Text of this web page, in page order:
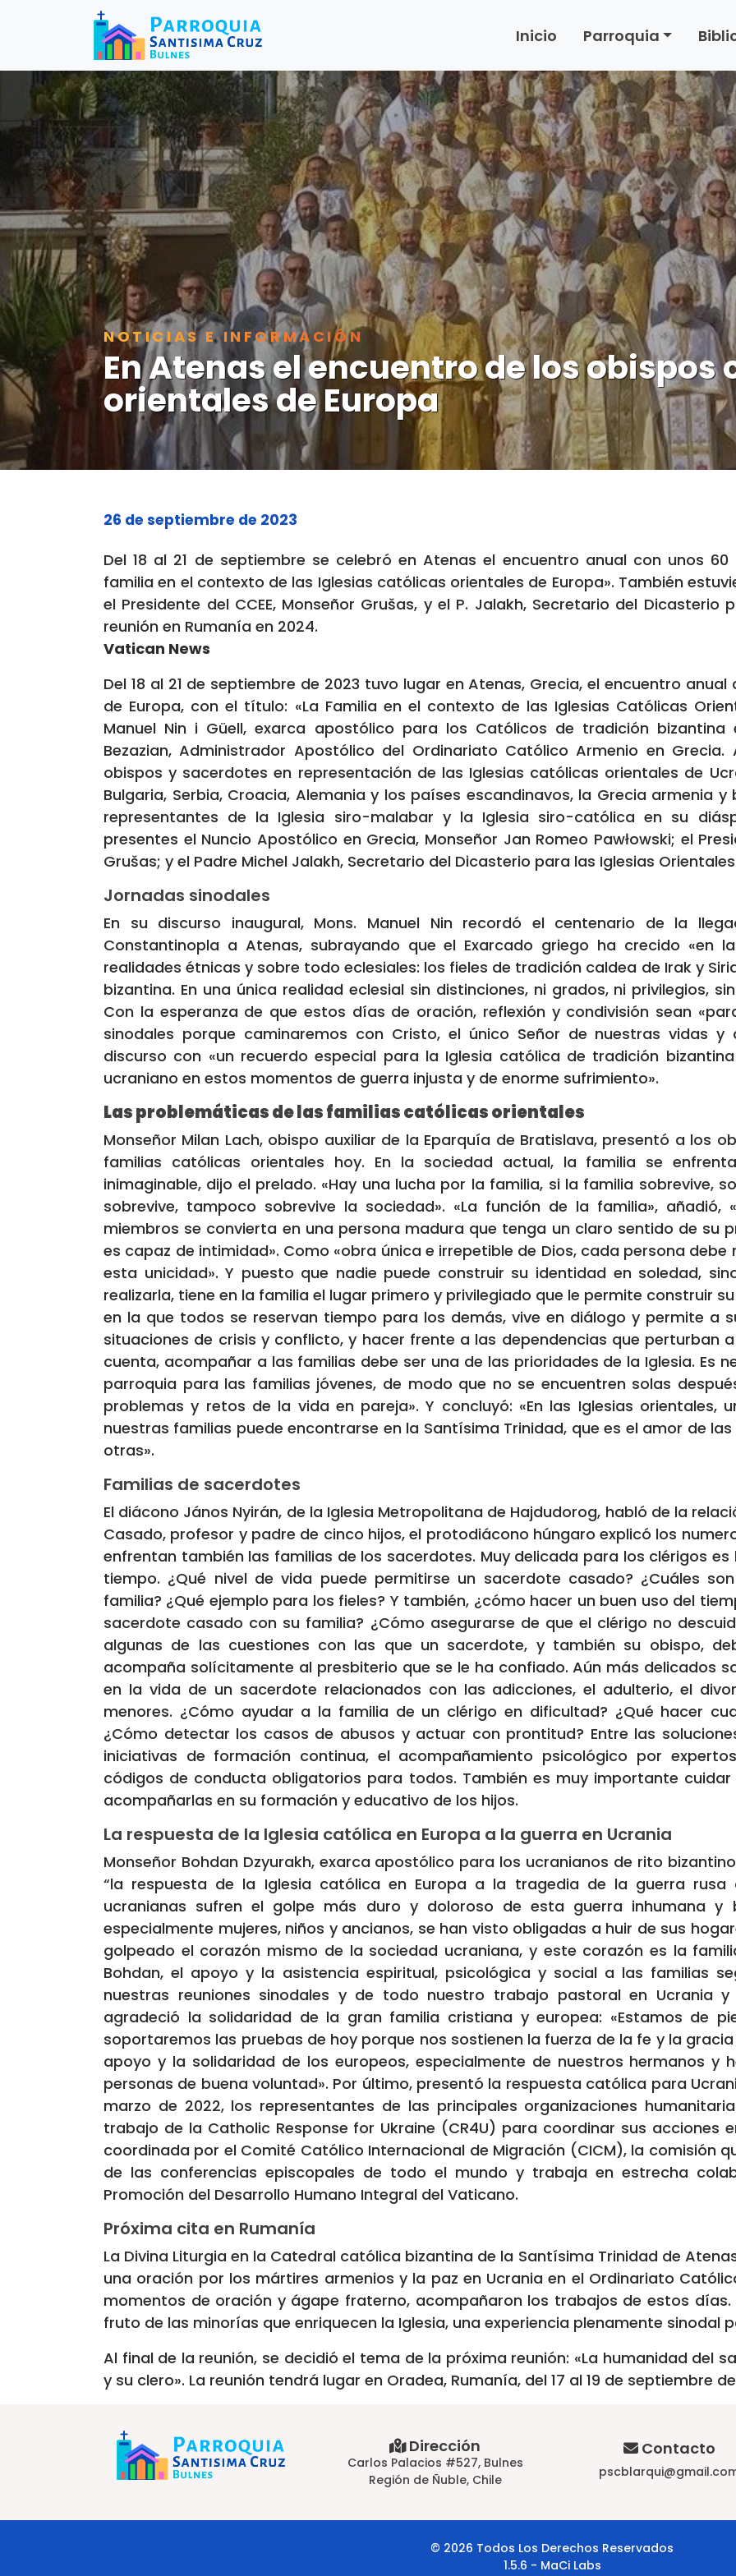
Inicio Parroquia
NOTICIAS E INFORMACIÓN
En Atenas el encuentro de los obispos
orientales de Europa
26 de septiembre de 2023
Del 18 al 21 de septiembre se celebró en Atenas el encuentro anual con unos 60
familia en el contexto de las Iglesias católicas orientales de Europa». También
el Presidente del CCEE, Monseñor Grušas, y el P. Jalakh, Secretario del Dicasterio
reunión en Rumanía en 2024.
Vatican News
Del 18 al 21 de septiembre de 2023 tuvo lugar en Atenas, Grecia, el encuentro anual
de Europa, con el título: «La Familia en el contexto de las Iglesias Católicas
Manuel Nin i Güell, exarca apostólico para los Católicos de tradición bizantina
Bezazian, Administrador Apostólico del Ordinariato Católico Armenio en Grecia.
obispos y sacerdotes en representación de las Iglesias católicas orientales de
Bulgaria, Serbia, Croacia, Alemania y los países escandinavos, la Grecia armenia y
representantes de la Iglesia siro-malabar y la Iglesia siro-católica en su
presentes el Nuncio Apostólico en Grecia, Monseñor Jan Romeo Pawłowski; el
Grušas; y el Padre Michel Jalakh, Secretario del Dicasterio para las Iglesias
Jornadas sinodales
En su discurso inaugural, Mons. Manuel Nin recordó el centenario de la
Constantinopla a Atenas, subrayando que el Exarcado griego ha crecido «en
realidades étnicas y sobre todo eclesiales: los fieles de tradición caldea de Irak y
bizantina. En una única realidad eclesial sin distinciones, ni grados, ni privilegios,
Con la esperanza de que estos días de oración, reflexión y condivisión sean
sinodales porque caminaremos con Cristo, el único Señor de nuestras vidas y
discurso con «un recuerdo especial para la Iglesia católica de tradición
ucraniano en estos momentos de guerra injusta y de enorme sufrimiento».
Las problemáticas de las familias católicas orientales
Monseñor Milan Lach, obispo auxiliar de la Eparquía de Bratislava, presentó a los
familias católicas orientales hoy. En la sociedad actual, la familia se
inimaginable, dijo el prelado. «Hay una lucha por la familia, si la familia sobrevive,
sobrevive, tampoco sobrevive la sociedad». «La función de la familia», añadió,
miembros se convierta en una persona madura que tenga un claro sentido de su
es capaz de intimidad». Como «obra única e irrepetible de Dios, cada persona debe
esta unicidad». Y puesto que nadie puede construir su identidad en soledad,
realizarla, tiene en la familia el lugar primero y privilegiado que le permite construir
en la que todos se reservan tiempo para los demás, vive en diálogo y permite a
situaciones de crisis y conflicto, y hacer frente a las dependencias que perturban a
cuenta, acompañar a las familias debe ser una de las prioridades de la Iglesia. Es
parroquia para las familias jóvenes, de modo que no se encuentren solas
problemas y retos de la vida en pareja». Y concluyó: «En las Iglesias orientales,
nuestras familias puede encontrarse en la Santísima Trinidad, que es el amor de las
otras».
Familias de sacerdotes
El diácono János Nyirán, de la Iglesia Metropolitana de Hajdudorog, habló de la
Casado, profesor y padre de cinco hijos, el protodiácono húngaro explicó los
enfrentan también las familias de los sacerdotes. Muy delicada para los clérigos es
tiempo. ¿Qué nivel de vida puede permitirse un sacerdote casado? ¿Cuáles
familia? ¿Qué ejemplo para los fieles? Y también, ¿cómo hacer un buen uso del
sacerdote casado con su familia? ¿Cómo asegurarse de que el clérigo no
algunas de las cuestiones con las que un sacerdote, y también su obispo,
acompaña solícitamente al presbiterio que se le ha confiado. Aún más delicados
en la vida de un sacerdote relacionados con las adicciones, el adulterio, el
menores. ¿Cómo ayudar a la familia de un clérigo en dificultad? ¿Qué hacer
¿Cómo detectar los casos de abusos y actuar con prontitud? Entre las
iniciativas de formación continua, el acompañamiento psicológico por
códigos de conducta obligatorios para todos. También es muy importante cuidar
acompañarlas en su formación y educativo de los hijos.
La respuesta de la Iglesia católica en Europa a la guerra en Ucrania
Monseñor Bohdan Dzyurakh, exarca apostólico para los ucranianos de rito bizantino
“la respuesta de la Iglesia católica en Europa a la tragedia de la guerra rusa
ucranianas sufren el golpe más duro y doloroso de esta guerra inhumana y
especialmente mujeres, niños y ancianos, se han visto obligadas a huir de sus
golpeado el corazón mismo de la sociedad ucraniana, y este corazón es la
Bohdan, el apoyo y la asistencia espiritual, psicológica y social a las familias
nuestras reuniones sinodales y de todo nuestro trabajo pastoral en Ucrania y
agradeció la solidaridad de la gran familia cristiana y europea: «Estamos de
soportaremos las pruebas de hoy porque nos sostienen la fuerza de la fe y la
apoyo y la solidaridad de los europeos, especialmente de nuestros hermanos y
personas de buena voluntad». Por último, presentó la respuesta católica para
marzo de 2022, los representantes de las principales organizaciones
trabajo de la Catholic Response for Ukraine (CR4U) para coordinar sus acciones
coordinada por el Comité Católico Internacional de Migración (CICM), la comisión
de las conferencias episcopales de todo el mundo y trabaja en estrecha
Promoción del Desarrollo Humano Integral del Vaticano.
Próxima cita en Rumanía
La Divina Liturgia en la Catedral católica bizantina de la Santísima Trinidad de
una oración por los mártires armenios y la paz en Ucrania en el Ordinariato
momentos de oración y ágape fraterno, acompañaron los trabajos de estos días.
fruto de las minorías que enriquecen la Iglesia, una experiencia plenamente sinodal
Al final de la reunión, se decidió el tema de la próxima reunión: «La humanidad del
y su clero». La reunión tendrá lugar en Oradea, Rumanía, del 17 al 19 de septiembre de
Dirección
Carlos Palacios #527, Bulnes
Región de Ñuble, Chile
Contacto
© 2026 Todos Los Derechos Reservados
1.5.6 - MaCi Labs